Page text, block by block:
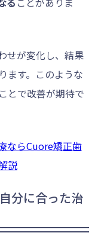
せが変化し、結果
ます。このような
とで改善が期待で
ならCuore矯正歯
説
分に合った治